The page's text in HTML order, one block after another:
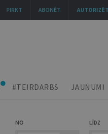
#TEIRDARBS JAUNUMI
NO LĪDZ
ABONĒT
PIRKT